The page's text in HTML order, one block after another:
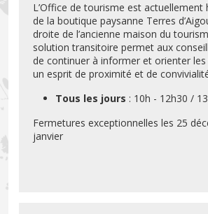
L’Office de tourisme est actuellement
de la boutique paysanne Terres
droite de l’ancienne maison du
solution transitoire permet aux
de continuer à informer et orienter les
un esprit de proximité et de
Tous les jours : 10h - 12h30 /
Fermetures exceptionnelles les 25
janvier